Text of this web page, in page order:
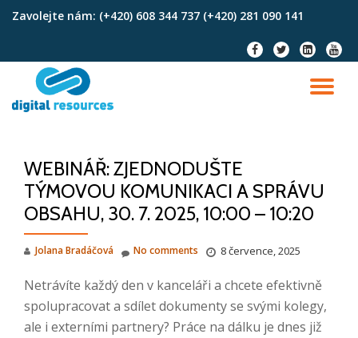
Zavolejte nám: (+420) 608 344 737 (+420) 281 090 141
fa-
facebook
fa-
twitter
fa-
linkedin-
square
fa-
WEBINÁŘ: ZJEDNODUŠTE
TÝMOVOU KOMUNIKACI A SPRÁVU
OBSAHU, 30. 7. 2025, 10:00 – 10:20
Jolana Bradáčová 8 července, 2025
No comments
Netrávíte každý den v kanceláři a chcete efektivně
spolupracovat a sdílet dokumenty se svými kolegy,
ale i externími partnery? Práce na dálku je dnes již